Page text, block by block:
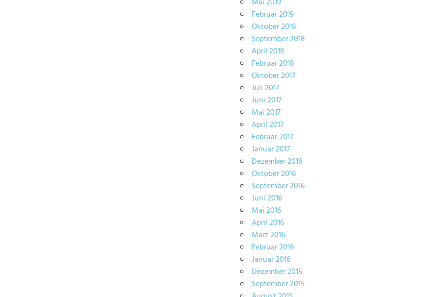
Februar 2019
Oktober 2018
September 2018
April 2018
Februar 2018
Oktober 2017
Juli 2017
Juni 2017
Mai 2017
April 2017
Februar 2017
Januar 2017
Dezember 2016
Oktober 2016
September 2016
Juni 2016
Mai 2016
April 2016
März 2016
Februar 2016
Januar 2016
Dezember 2015
September 2015